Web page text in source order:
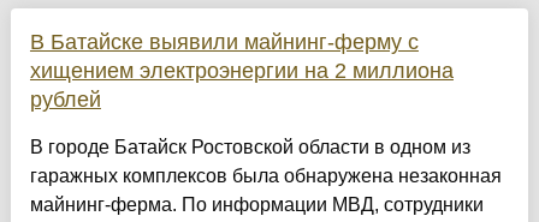
В Батайске выявили майнинг-ферму с
хищением электроэнергии на 2 миллиона
рублей
В городе Батайск Ростовской области в одном из
гаражных комплексов была обнаружена незаконная
майнинг-ферма. По информации МВД, сотрудники